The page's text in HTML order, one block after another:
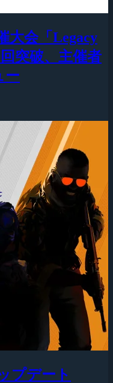
大会「Legacy
突破、主催者
ー
プデート